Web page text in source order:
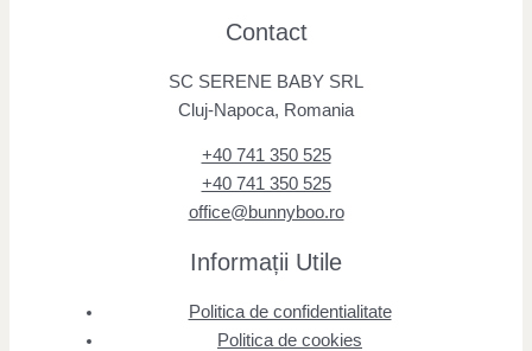
Contact
SC SERENE BABY SRL
Cluj-Napoca, Romania
+40 741 350 525
+40 741 350 525
office@bunnyboo.ro
Informații Utile
Politica de confidentialitate
Politica de cookies